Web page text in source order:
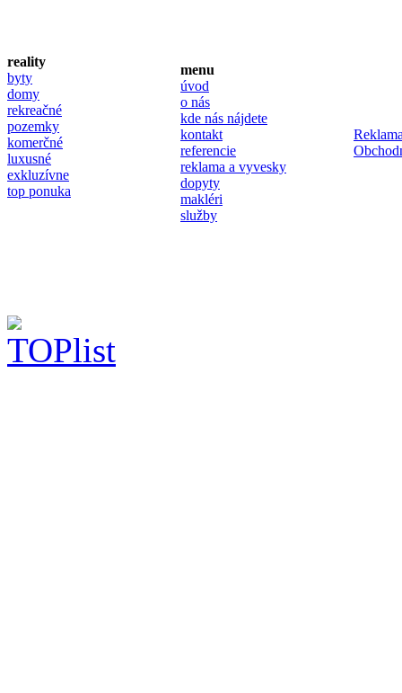
reality
byty
domy
rekreačné
pozemky
komerčné
luxusné
exkluzívne
top ponuka
menu
úvod
o nás
kde nás nájdete
kontakt
referencie
reklama a vyvesky
dopyty
makléri
služby